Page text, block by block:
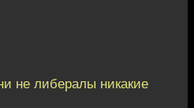
не либералы никакие